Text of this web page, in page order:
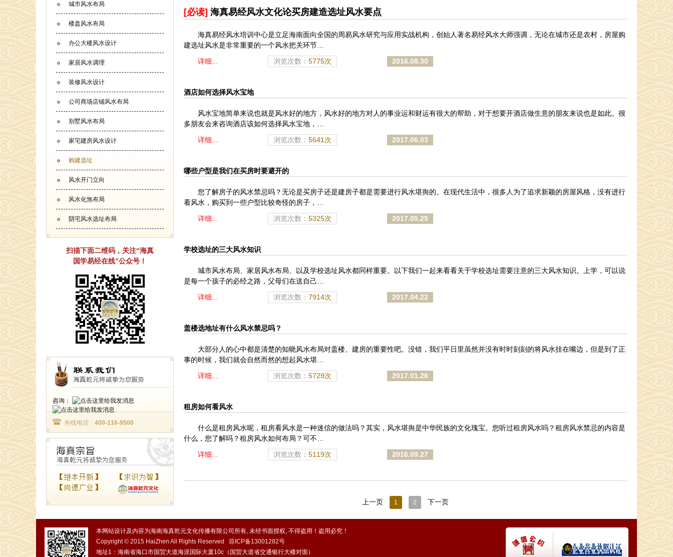
城市风水布局
楼盘风水布局
办公大楼风水设计
家居风水调理
装修风水设计
公司商场店铺风水布局
别墅风水布局
家宅建房风水设计
购建选址
风水开门立向
风水化煞布局
阴宅风水选址布局
扫描下面二维码，关注“海真
国学易经在线”公众号！
咨询：
热线电话： 400-116-9500
[必读] 海真易经风水文化论买房建造选址风水要点
海真易经风水培训中心是立足海南面向全国的周易风水研究与应用实战机构，创始人著名易经风水大师强调，无论在城市还是农村，房屋购
建选址风水是非常重要的一个风水把关环节…
详细...
浏览次数： 5775次 2016.08.30
酒店如何选择风水宝地
风水宝地简单来说也就是风水好的地方，风水好的地方对人的事业运和财运有很大的帮助，对于想要开酒店做生意的朋友来说也是如此。很
多朋友会来咨询酒店该如何选择风水宝地，…
详细...
浏览次数： 5641次 2017.06.03
哪些户型是我们在买房时要避开的
您了解房子的风水禁忌吗？无论是买房子还是建房子都是需要进行风水堪舆的。在现代生活中，很多人为了追求新颖的房屋风格，没有进行
看风水，购买到一些户型比较奇怪的房子，…
详细...
浏览次数： 5325次 2017.05.25
学校选址的三大风水知识
城市风水布局、家居风水布局、以及学校选址风水都同样重要。以下我们一起来看看关于学校选址需要注意的三大风水知识。上学，可以说
是每一个孩子的必经之路，父母们在送自己…
详细...
浏览次数： 7914次 2017.04.22
盖楼选地址有什么风水禁忌吗？
大部分人的心中都是清楚的知晓风水布局对盖楼、建房的重要性吧。没错，我们平日里虽然并没有时时刻刻的将风水挂在嘴边，但是到了正
事的时候，我们就会自然而然的想起风水堪…
详细...
浏览次数： 5729次 2017.01.26
租房如何看风水
什么是租房风水呢，租房看风水是一种迷信的做法吗？其实，风水堪舆是中华民族的文化瑰宝。您听过租房风水吗？租房风水禁忌的内容是
什么，您了解吗？租房风水如何布局？可不…
详细...
浏览次数： 5119次 2016.09.27
上一页 1 2 下一页
本网站设计及内容为海南海真乾元文化传播有限公司所有, 未经书面授权, 不得盗用！盗用必究！
Copyright © 2015 HaiZhen All Rights Reserved 琼ICP备13001282号
地址1：海南省海口市国贸大道海涯国际大厦10c（国贸大道省交通银行大楼对面）